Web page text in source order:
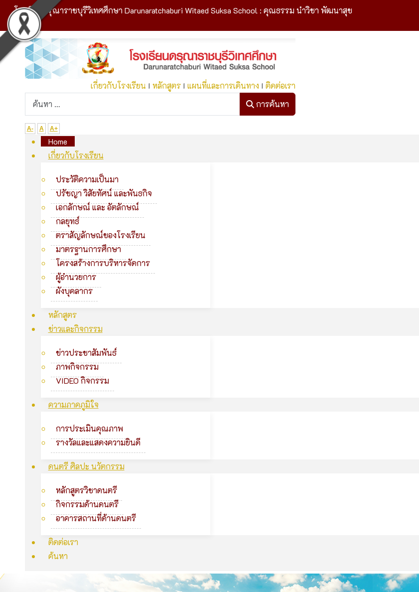
โรงเรียนดรุณาราชบุรีวิเทศศึกษา Darunaratchaburi Witaed Suksa School : คุณธรรม นำวิชา พัฒนาสุข
เกี่ยวกับโรงเรียน Iหลักสูตร Iแผนที่และการเดินทาง Iติดต่อเรา
การค้นหา
A- A A+
Home
เกี่ยวกับโรงเรียน
ประวัติความเป็นมา
ปรัชญา วิสัยทัศน์ และพันธกิจ
เอกลักษณ์ และ อัตลักษณ์
กลยุทธ์
ตราสัญลักษณ์ของโรงเรียน
มาตรฐานการศึกษา
โครงสร้างการบริหารจัดการ
ผู้อำนวยการ
ผังบุคลากร
หลักสูตร
ข่าวและกิจกรรม
ข่าวประชาสัมพันธ์
ภาพกิจกรรม
VIDEO กิจกรรม
ความภาคภูมิใจ
การประเมินคุณภาพ
รางวัลและแสดงความยินดี
ดนตรี ศิลปะ นวัตกรรม
หลักสูตรวิชาดนตรี
กิจกรรมด้านดนตรี
อาคารสถานที่ด้านดนตรี
ติดต่อเรา
ค้นหา